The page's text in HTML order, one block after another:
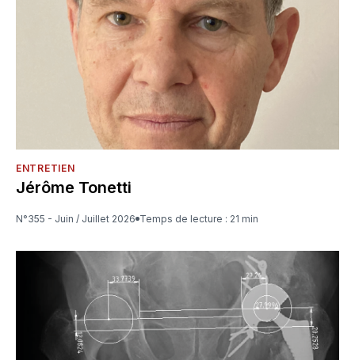
ENTRETIEN
Jérôme Tonetti
N°355 - Juin / Juillet 2026 Temps de lecture : 21 min